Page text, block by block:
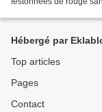
Hébergé par
Top articles
Pages
Contact